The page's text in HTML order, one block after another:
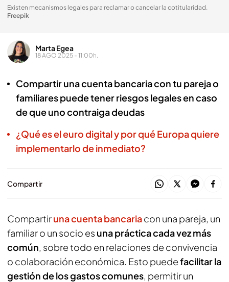
Existen mecanismos legales para reclamar o cancelar la cotitularidad.
Freepik
Marta Egea
18 AGO 2025 - 11:00h.
Compartir una cuenta bancaria con tu pareja o
familiares puede tener riesgos legales en caso
de que uno contraiga deudas
¿Qué es el euro digital y por qué Europa quiere
implementarlo de inmediato?
Compartir
Compartiruna cuenta bancariacon una pareja, un
familiar o un socio es una práctica cada vez más
común, sobre todo en relaciones de convivencia
o colaboración económica. Esto puedefacilitar la
gestión de los gastos comunes, permitir un